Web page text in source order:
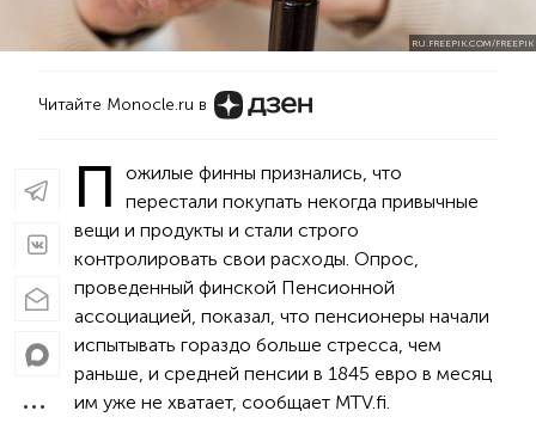
RU.FREEPIK.COM/FREEPIK
Читайте Monocle.ru в
П
ожилые финны признались, что
перестали покупать некогда привычные
вещи и продукты и стали строго
контролировать свои расходы. Опрос,
проведенный финской Пенсионной
ассоциацией, показал, что пенсионеры начали
испытывать гораздо больше стресса, чем
раньше, и средней пенсии в 1845 евро в месяц
им уже не хватает, сообщает MTV.fi.